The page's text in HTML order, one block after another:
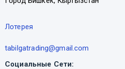
Лотерея
tabilgatrading@gmail.com
Социальные Сети: